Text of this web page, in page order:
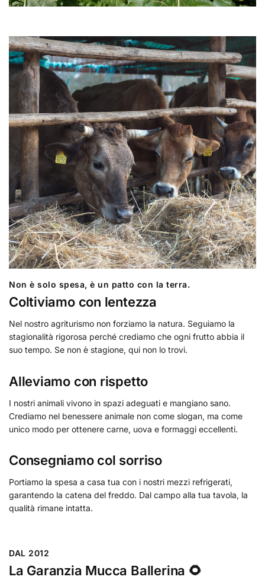
Non è solo spesa, è un patto con la terra.
Coltiviamo con lentezza
Nel nostro agriturismo non forziamo la natura. Seguiamo la
stagionalità rigorosa perché crediamo che ogni frutto abbia il
suo tempo. Se non è stagione, qui non lo trovi.
Alleviamo con rispetto
I nostri animali vivono in spazi adeguati e mangiano sano.
Crediamo nel benessere animale non come slogan, ma come
unico modo per ottenere carne, uova e formaggi eccellenti.
Consegniamo col sorriso
Portiamo la spesa a casa tua con i nostri mezzi refrigerati,
garantendo la catena del freddo. Dal campo alla tua tavola, la
qualità rimane intatta.
DAL 2012
La Garanzia Mucca Ballerina 🌻